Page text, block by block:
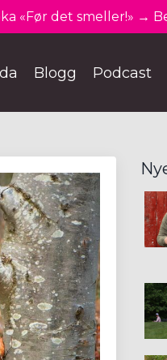
«Før det smeller!» →
Blogg Podcast